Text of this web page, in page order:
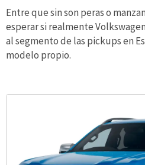
Entre que sin son peras o
esperar si realmente
al segmento de las pickups en
modelo propio.